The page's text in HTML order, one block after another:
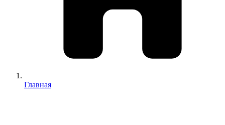
Главная